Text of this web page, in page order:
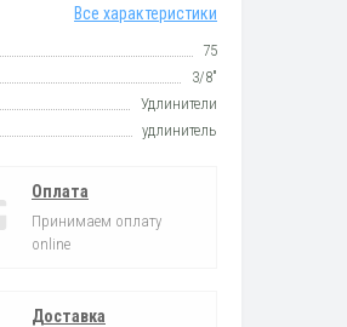
Все характеристики
75
3/8"
Удлинители
удлинитель
Оплата
Принимаем оплату
online
Доставка